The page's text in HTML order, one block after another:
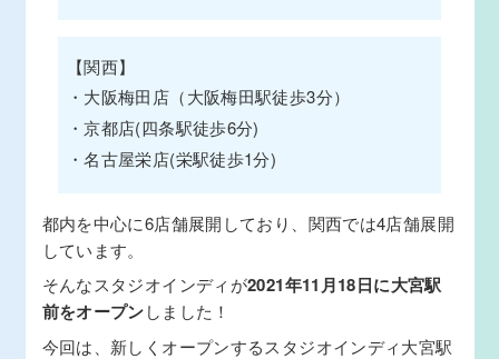
【関西】
・大阪梅田店（大阪梅田駅徒歩3分）
・京都店(四条駅徒歩6分)
・名古屋栄店(栄駅徒歩1分)
都内を中心に6店舗展開しており、関西では4店舗展開
しています。
そんなスタジオインディが2021年11月18日に大宮駅
前をオープンしました！
今回は、新しくオープンするスタジオインディ大宮駅